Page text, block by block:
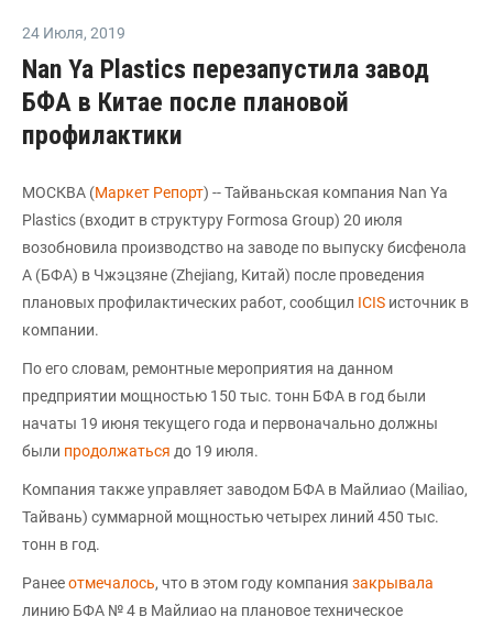
24 Июля, 2019
Nan Ya Plastics перезапустила завод
БФА в Китае после плановой
профилактики
МОСКВА (Маркет Репорт) -- Тайваньская компания Nan Ya
Plastics (входит в структуру Formosa Group) 20 июля
возобновила производство на заводе по выпуску бисфенола
А (БФА) в Чжэцзяне (Zhejiang, Китай) после проведения
плановых профилактических работ, сообщил ICIS источник в
компании.
По его словам, ремонтные мероприятия на данном
предприятии мощностью 150 тыс. тонн БФА в год были
начаты 19 июня текущего года и первоначально должны
были продолжаться до 19 июля.
Компания также управляет заводом БФА в Майлиао (Mailiao,
Тайвань) суммарной мощностью четырех линий 450 тыс.
тонн в год.
Ранееотмечалось, что в этом году компания закрывала
линию БФА № 4 в Майлиао на плановое техническое